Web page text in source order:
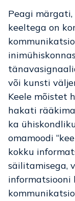
Peagi
keeltega on
või kunsti
Keele mõistet
hakati rääkima
ka
omamoodi
kokku
säilitamisega,
informatsiooni